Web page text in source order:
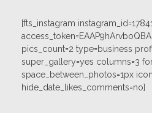
[fts_instagram
pics_count=2 type=business
super_gallery=yes columns=3
space_between_photos=1px
hide_date_likes_comments=no]